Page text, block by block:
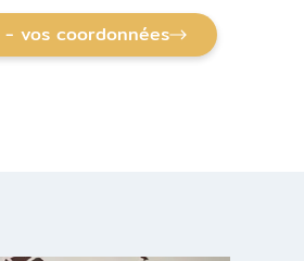
- vos coordonnées